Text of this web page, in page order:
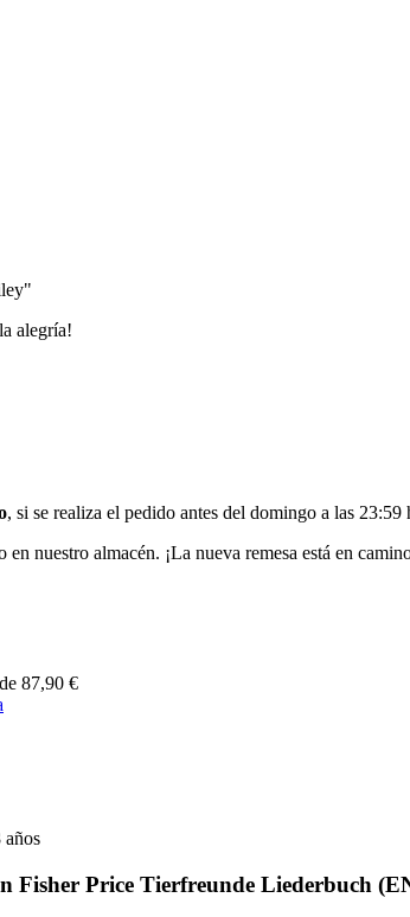
alegría!
, si se realiza el pedido antes del domingo a las 23:59
nuestro almacén. ¡La nueva remesa está en
87,90 €
años
Fisher Price Tierfreunde Liederbuch